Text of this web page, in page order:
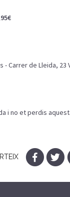
- Carrer de Lleida, 23
i no et perdis